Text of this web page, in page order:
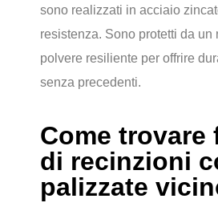
sono realizzati in acciaio
resistenza. Sono protetti da un
polvere resiliente per offrire
senza precedenti.
Come trovare
di recinzioni
palizzate